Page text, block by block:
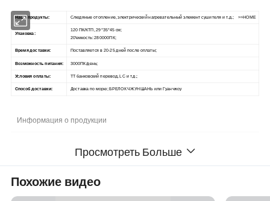
Наши продукты: Слюдяные отопление, электрический нагревательный элемент сушителя и т.д.; >>HOME
Упаковка:
120 ПК/КТП, 29*35*45 см;
20'емкость: 280000ПК;
Время доставки: Поставляется в 20-25 дней после оплаты;
Возможность питания: 3000ПК/день;
Условия оплаты: TT банковский перевод, LC и т.д.;
Способ доставки: Доставка по морю; БРЕЛОК ЧЖУНШАНЬ или Гуанчжоу
Информация о продукции
Просмотреть Больше
Похожие видео